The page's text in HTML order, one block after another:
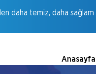
daha temiz, daha sağlam
Anasayfa